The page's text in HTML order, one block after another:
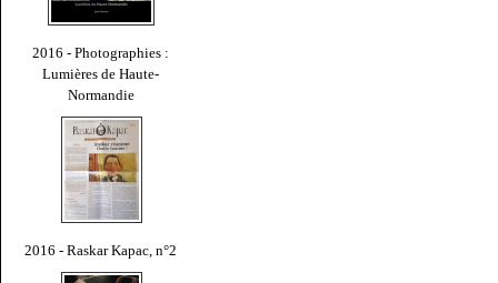
2016 - Photographies :
Lumières de Haute-
Normandie
2016 - Raskar Kapac, n°2